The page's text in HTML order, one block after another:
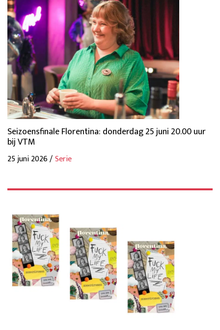
Seizoensfinale Florentina: donderdag 25 juni 20.00 uur
bij VTM
25 juni 2026 /Serie